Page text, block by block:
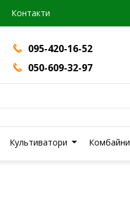
Контакти
095-420-16-52
050-609-32-97
Культиватори Комбайни